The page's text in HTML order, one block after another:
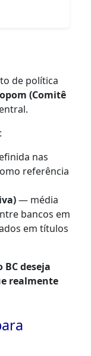
de política
(Comitê
nas
referência
— média
bancos em
em títulos
BC deseja
realmente